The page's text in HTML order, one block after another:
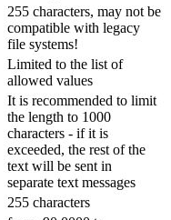
255 characters, may not be
compatible with legacy
file systems!
Limited to the list of
allowed values
It is recommended to limit
the length to 1000
characters - if it is
exceeded, the rest of the
text will be sent in
separate text messages
255 characters